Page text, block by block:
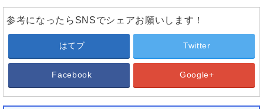
参考になったらSNSでシェアお願いします！
はてブ Twitter
Facebook Google+